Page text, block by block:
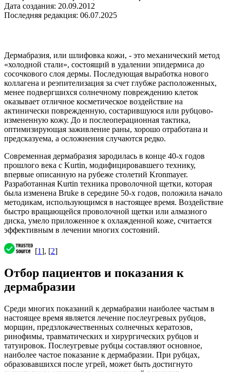
Дата создания: 20.09.2012
Последняя редакция: 06.07.2025
Дермабразия, или шлифовка кожи, - это механический метод
«холодной стали», состоящий в удалении эпидермиса до
сосочкового слоя дермы. Последующая выработка нового
коллагена и реэпителизация за счет глубже расположенных,
менее подвергшихся солнечному повреждению клеток
оказывает отличное косметическое воздействие на
актинически поврежденную, состарившуюся или рубцово-
измененную кожу. До и послеоперационная тактика,
оптимизирующая заживление раны, хорошо отработана и
предсказуема, а осложнения случаются редко.
Современная дермабразия зародилась в конце 40-х годов
прошлого века с Kurtin, модифицировавшего технику,
впервые описанную на рубеже столетий Kronmayer.
Разработанная Kurtin техника проволочной щетки, которая
была изменена Bruke в середине 50-х годов, положила начало
методикам, использующимся в настоящее время. Воздействие
быстро вращающейся проволочной щетки или алмазного
диска, умело приложенное к охлажденной коже, считается
эффективным в лечении многих состояний.
[1], [2]
Отбор пациентов и показания к
дермабразии
Среди многих показаний к дермабразии наиболее частым в
настоящее время является лечение послеугревых рубцов,
морщин, предзлокачественных солнечных кератозов,
ринофимы, травматических и хирургических рубцов и
татуировок. Послеугревые рубцы составляют основное,
наиболее частое показание к дермабразии. При рубцах,
образовавшихся после угрей, может быть достигнуто